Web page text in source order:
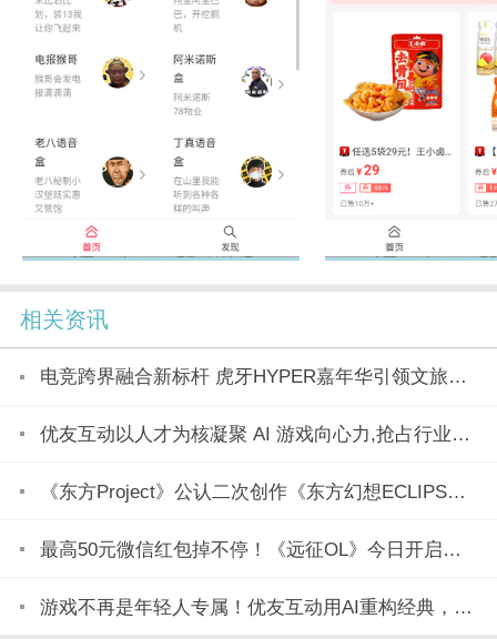
相关资讯
电竞跨界融合新标杆 虎牙HYPER嘉年华引领文旅产业新潮流
优友互动以人才为核凝聚 AI 游戏向心力,抢占行业变革制高点
《东方Project》公认二次创作《东方幻想ECLIPSE》7月23日正式上市
最高50元微信红包掉不停！《远征OL》今日开启美食节新区「玉脍」！
游戏不再是年轻人专属！优友互动用AI重构经典，全民都能玩